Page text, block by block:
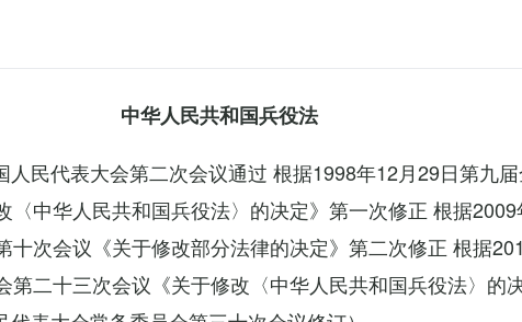
中华人民共和国兵役法
人民代表大会第二次会议通过 根据1998年12月29日第九
〈中华人民共和国兵役法〉的决定》第一次修正 根据
十次会议《关于修改部分法律的决定》第二次修正 根据
第二十三次会议《关于修改〈中华人民共和国兵役法〉的